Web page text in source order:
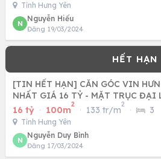
Tỉnh Hưng Yên
N
Nguyễn Hiếu
Đăng 19/03/2024
[TIN HẾT HẠN] CĂN GÓC VIN
NHẤT GIÁ 16 TỶ - MẶT TRỤC ĐẠI
CV NƯỚC
16 tỷ · 100m
2
· 133 tr/m
2
· 3
Tỉnh Hưng Yên
N
Nguyễn Duy Bình
Đăng 17/03/2024